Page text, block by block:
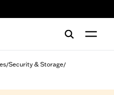
/Security & Storage/